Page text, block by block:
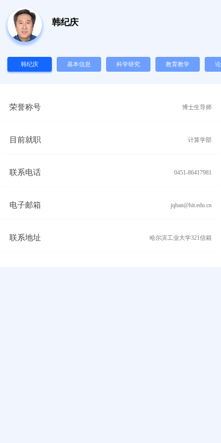
韩纪庆
韩纪庆 基本信息 科学研究 教育教学
荣誉称号 博士生导师
目前就职 计算学部
联系电话 0451-86417981
电子邮箱 jqhan@hit.edu.cn
联系地址 哈尔滨工业大学321信箱